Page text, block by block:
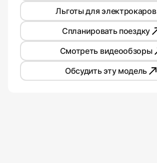
Льготы для электрокаров
Спланировать поездку
Смотреть видеообзоры
Обсудить эту модель